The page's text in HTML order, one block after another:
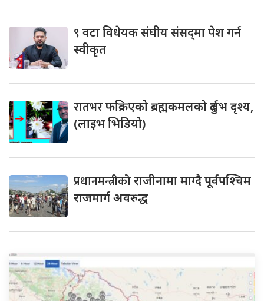
९ वटा विधेयक संघीय संसद्‌मा पेश गर्न
स्वीकृत
रातभरफक्रिएको ब्रह्मकमलको दुर्लभ दृश्य,
(लाइभ भिडियो)
प्रधानमन्त्रीकोराजीनामा माग्दै पूर्वपश्चिम
राजमार्ग अवरुद्ध